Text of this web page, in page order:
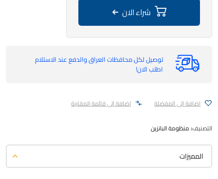
شراء الان
توصيل لكل محافظات العراق والدفع عند الاستلام
اطلب الان!
اضافة الى المفضلة اضافة الى قائمة المقارنة
التصنيف:منظومة البانزين
المميزات